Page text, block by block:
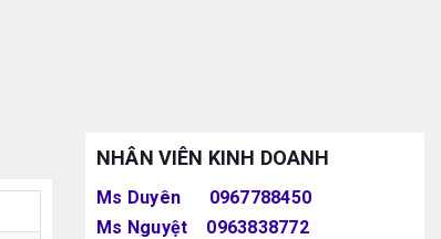
NHÂN VIÊN KINH DOANH
Ms Duyên 0967788450
Ms Nguyệt 0963838772